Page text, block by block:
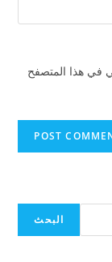
في هذا المتصفح
البحث